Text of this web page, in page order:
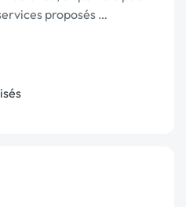
proposés …